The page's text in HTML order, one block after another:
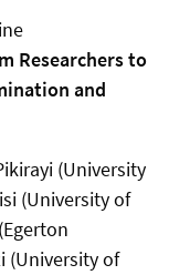
Researchers to
and
(University
(University of
(University of